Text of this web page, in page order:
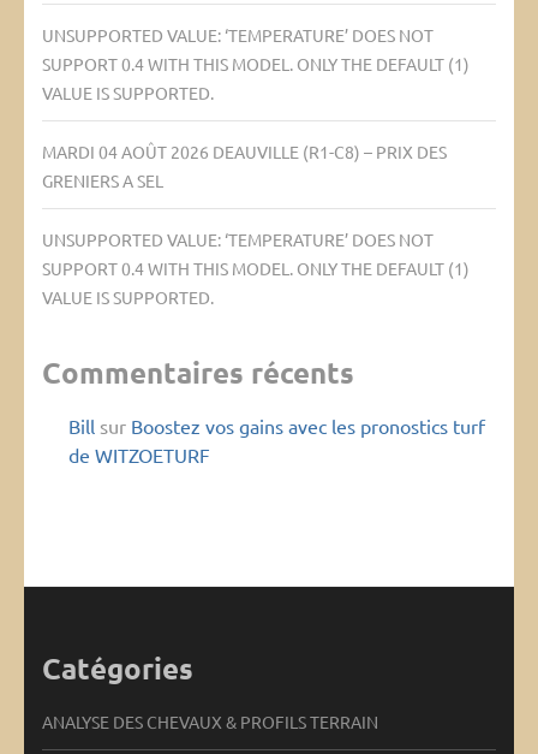
UNSUPPORTED VALUE: ‘TEMPERATURE’ DOES NOT
SUPPORT 0.4 WITH THIS MODEL. ONLY THE DEFAULT (1)
VALUE IS SUPPORTED.
MARDI 04 AOÛT 2026 DEAUVILLE (R1-C8) – PRIX DES
GRENIERS A SEL
UNSUPPORTED VALUE: ‘TEMPERATURE’ DOES NOT
SUPPORT 0.4 WITH THIS MODEL. ONLY THE DEFAULT (1)
VALUE IS SUPPORTED.
Commentaires récents
Bill sur Boostez vos gains avec les pronostics turf
de WITZOETURF
Catégories
ANALYSE DES CHEVAUX & PROFILS TERRAIN